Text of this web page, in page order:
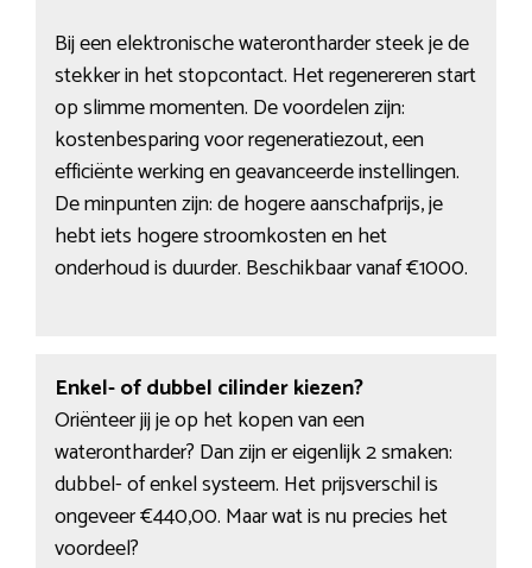
Bij een elektronische waterontharder steek je de
stekker in het stopcontact. Het regenereren start
op slimme momenten. De voordelen zijn:
kostenbesparing voor regeneratiezout, een
efficiënte werking en geavanceerde instellingen.
De minpunten zijn: de hogere aanschafprijs, je
hebt iets hogere stroomkosten en het
onderhoud is duurder. Beschikbaar vanaf €1000.
Enkel- of dubbel cilinder kiezen?
Oriënteer jij je op het kopen van een
waterontharder? Dan zijn er eigenlijk 2 smaken:
dubbel- of enkel systeem. Het prijsverschil is
ongeveer €440,00. Maar wat is nu precies het
voordeel?